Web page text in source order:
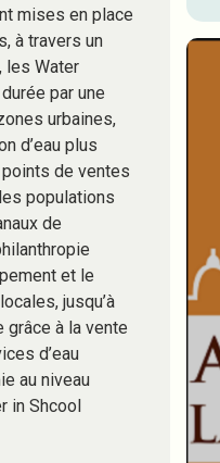
mises en place
à travers un
les Water
par une
urbaines,
d’eau plus
de ventes
populations
de
et le
jusqu’à
grâce à la vente
d’eau
au niveau
in Shcool